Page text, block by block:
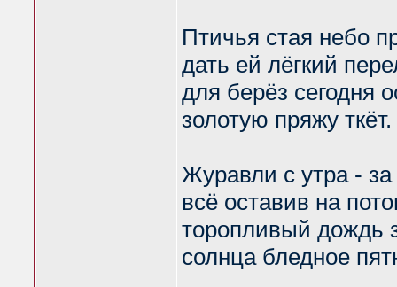
Птичья стая небо
дать ей лёгкий
для берёз сегодня
золотую пряжу ткёт.
Журавли с утра -
всё оставив на
торопливый дождь
солнца бледное